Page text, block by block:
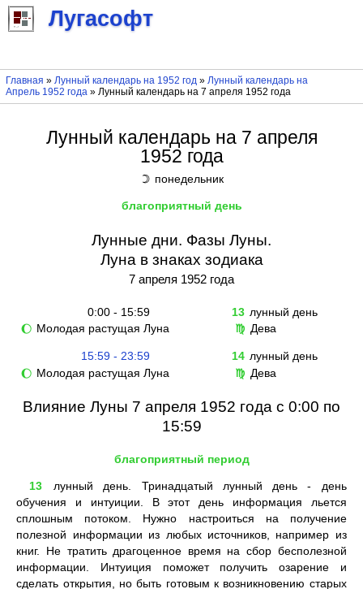
Лугасофт
Главная » Лунный календарь на 1952 год» Лунный календарь на
Апрель 1952 года» Лунный календарь на 7 апреля 1952 года
Лунный календарь на 7 апреля
1952 года
☽ понедельник
благоприятный день
Лунные дни. Фазы Луны.
Луна в знаках зодиака
7 апреля 1952 года
0:00 - 15:59 13 лунный день
🌔 Молодая растущая Луна ♍ Дева
15:59 - 23:59 14 лунный день
🌔 Молодая растущая Луна ♍ Дева
Влияние Луны 7 апреля 1952 года с 0:00 по
15:59
благоприятный период
13
лунный день. Тринадцатый лунный день - день
обучения и интуиции. В этот день информация льется
сплошным потоком. Нужно настроиться на получение
полезной информации из любых источников, например из
книг. Не тратить драгоценное время на сбор бесполезной
информации. Интуиция поможет получить озарение и
сделать открытия, но быть готовым к возникновению старых